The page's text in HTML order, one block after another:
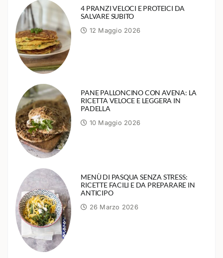
4 PRANZI VELOCI E PROTEICI DA
SALVARE SUBITO
12 Maggio 2026
PANE PALLONCINO CON AVENA: LA
RICETTA VELOCE E LEGGERA IN
PADELLA
10 Maggio 2026
MENÙ DI PASQUA SENZA STRESS:
RICETTE FACILI E DA PREPARARE IN
ANTICIPO
26 Marzo 2026